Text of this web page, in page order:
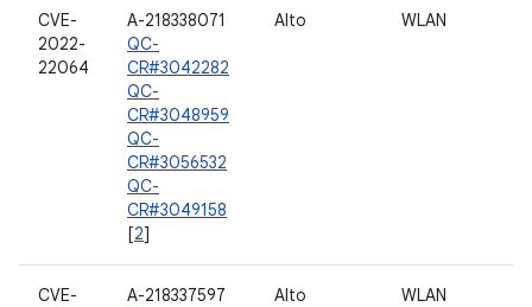
CVE-
2022-
22064
A-218338071
QC-
CR#3042282
QC-
CR#3048959
QC-
CR#3056532
QC-
CR#3049158
[2]
Alto WLAN
CVE-
A-218337597
Alto WLAN